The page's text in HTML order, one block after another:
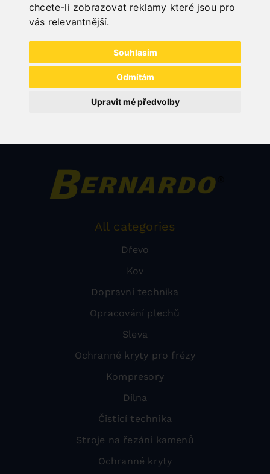
chcete-li zobrazovat reklamy které jsou pro
vás relevantnější.
Souhlasím
Odmítám
Upravit mé předvolby
All categories
Dřevo
Kov
Dopravní technika
Opracování plechů
Sleva
Ochranné kryty pro frézy
Kompresory
Dílna
Čisticí technika
Stroje na řezání kamenů
Ochranné kryty